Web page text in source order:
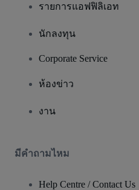
รายการแอฟฟิลิเอท
นักลงทุน
Corporate Service
ห้องข่าว
งาน
มีคําถามไหม
Help Centre / Contact Us